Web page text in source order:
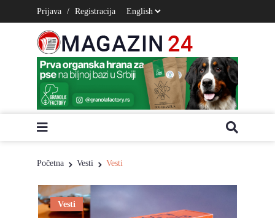
Prijava / Registracija
Početna Vesti Vesti
Vesti